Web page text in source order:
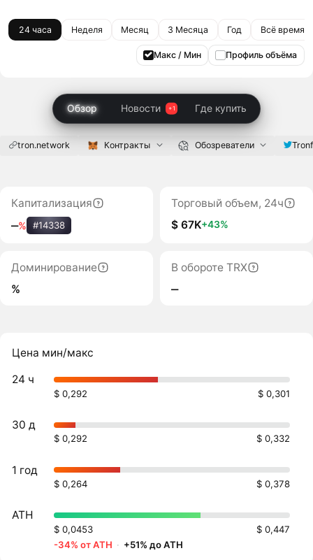
24 часа Неделя Месяц 3 Месяца Год Всё время
Макс / Мин Профиль объёма
Обзор Новости Где купить
tron.network Контракты Обозреватели
Капитализация
‒% #14338
Торговый объем, 24ч
$ 67K+43%
Доминирование
%
В обороте TRX
‒
Цена мин/макс
24 ч
$ 0,292 $ 0,301
30 д
$ 0,292 $ 0,332
1 год
$ 0,264 $ 0,378
ATH
$ 0,0453
$ 0,447
-34% от ATH · +51% до ATH